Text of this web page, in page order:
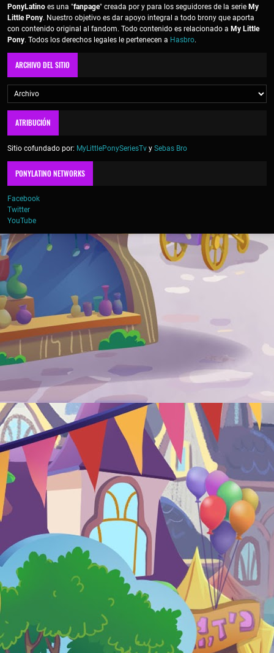
PonyLatino es una "fanpage" creada por y para los seguidores de la serie My
Little Pony. Nuestro objetivo es dar apoyo integral a todo brony que aporta
con contenido original al fandom. Todo contenido es relacionado a My Little
Pony. Todos los derechos legales le pertenecen a Hasbro.
ARCHIVO DEL SITIO
ATRIBUCIÓN
Sitio cofundado por: MyLittlePonySeriesTv y Sebas Bro
PONYLATINO NETWORKS
Facebook
Twitter
YouTube